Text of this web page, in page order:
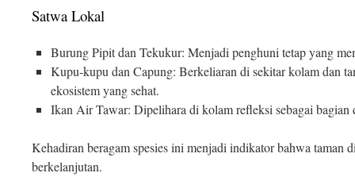
Satwa Lokal
Burung Pipit dan Tekukur: Menjadi penghuni tetap yang
Kupu-kupu dan Capung: Berkeliaran di sekitar kolam dan
ekosistem yang sehat.
Ikan Air Tawar: Dipelihara di kolam refleksi sebagai bagian
Kehadiran beragam spesies ini menjadi indikator bahwa taman
berkelanjutan.